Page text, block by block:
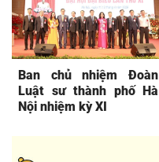
Ban chủ nhiệm Đoàn
Luật sư thành phố Hà
Nội nhiệm kỳ XI